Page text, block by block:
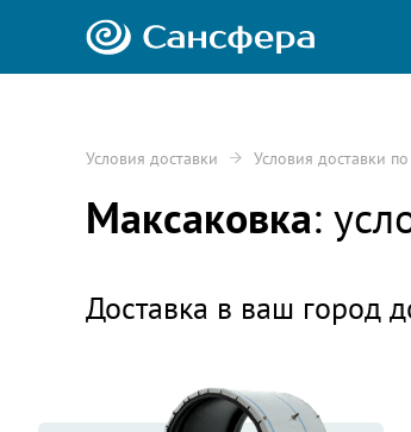
Условия доставки Условия доставки
Максаковка:
Доставка в ваш город